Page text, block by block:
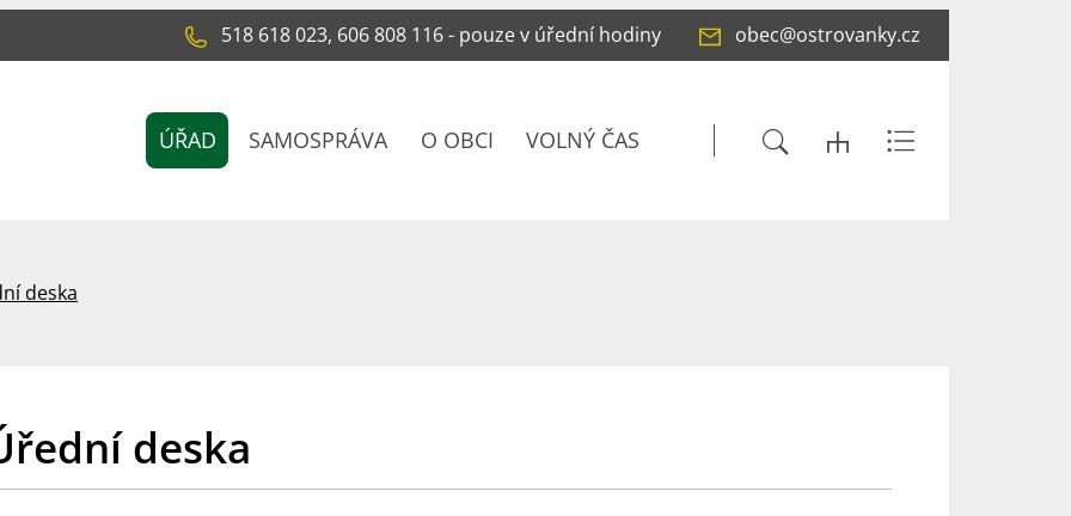
518 618 023, 606 808 116 - pouze v úřední hodiny obec@ostrovanky.cz
ÚŘAD SAMOSPRÁVA O OBCI VOLNÝ ČAS
deska
deska